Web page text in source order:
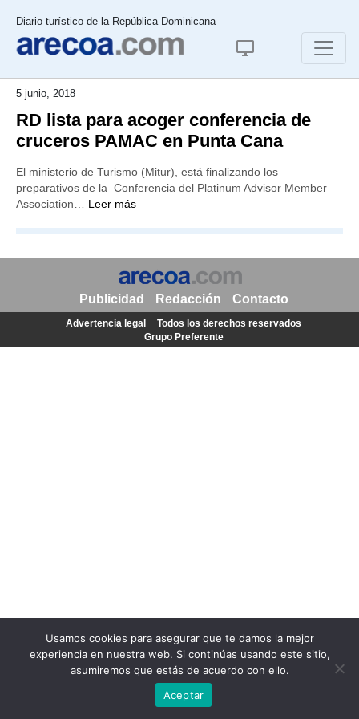
Diario turístico de la República Dominicana
5 junio, 2018
RD lista para acoger conferencia de
cruceros PAMAC en Punta Cana
El ministerio de Turismo (Mitur), está finalizando los
preparativos de la Conferencia del Platinum Advisor Member
Association… Leer más
Usamos cookies para asegurar que te damos la mejor
experiencia en nuestra web. Si continúas usando este sitio,
asumiremos que estás de acuerdo con ello.
Aceptar
Publicidad Redacción Contacto
Advertencia legal
Todos los derechos reservados
Grupo Preferente